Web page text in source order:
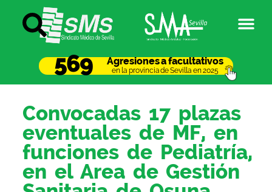
Agresiones a facultativos
en la provincia de Sevilla en 2025
569
Convocadas 17 plazas
eventuales de MF, en
funciones de Pediatría,
en el Area de Gestión